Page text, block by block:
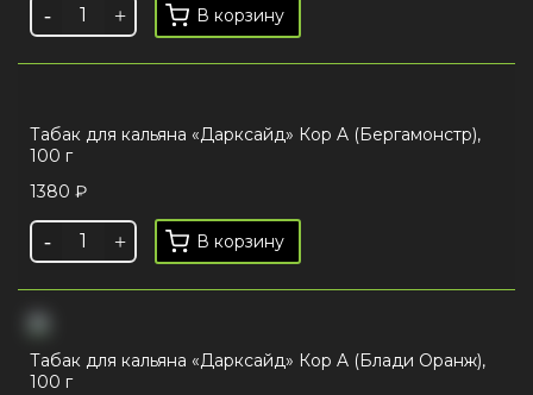
В корзину
Табак для кальяна «Дарксайд» Кор A (Бергамонстр),
100 г
1380 ₽
В корзину
Табак для кальяна «Дарксайд» Кор A (Блади Оранж),
100 г